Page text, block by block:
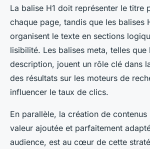
La balise H1 doit représenter le titre
chaque page, tandis que les balises
organisent le texte en sections
lisibilité. Les balises meta, telles que
description, jouent un rôle clé dans
des résultats sur les moteurs de
influencer le taux de clics.
En parallèle, la création de
valeur ajoutée et parfaitement
audience, est au cœur de cette